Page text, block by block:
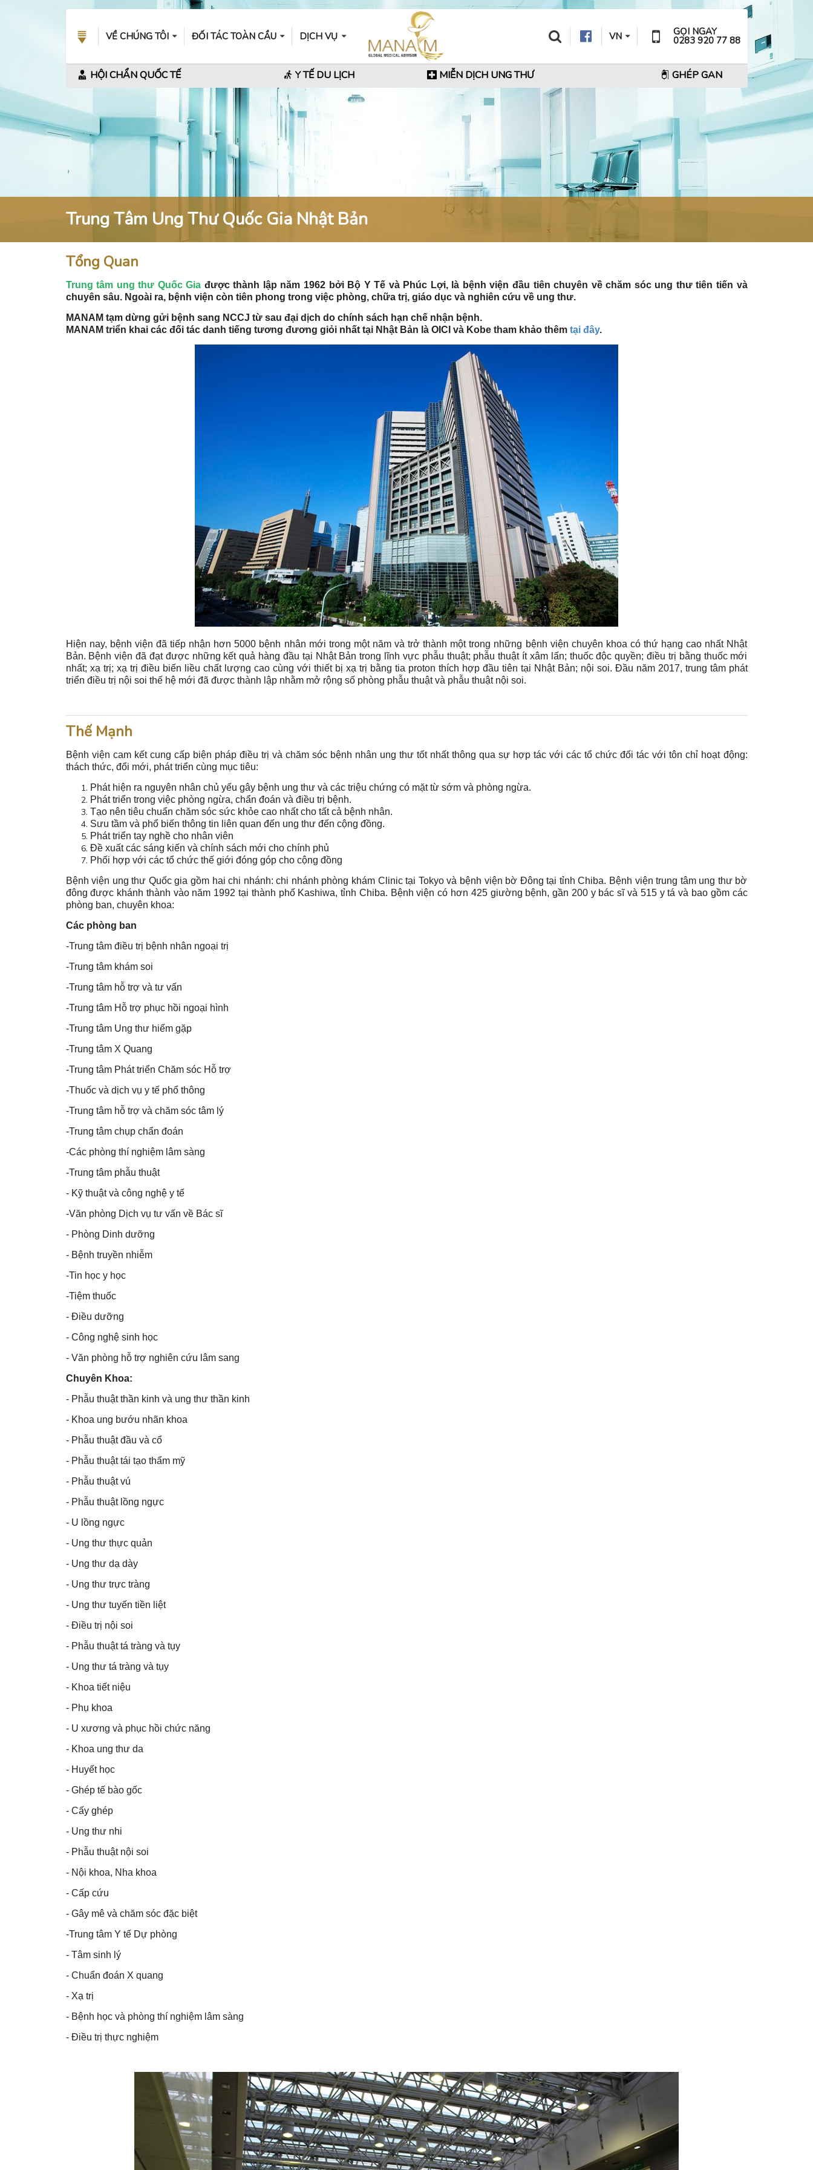
VỀ CHÚNG TÔI ĐỐI TÁC TOÀN CẦU DỊCH VỤ VN GỌI NGAY
0283 920 77 88
HỘI CHẨN QUỐC TẾ Y TẾ DU LỊCH MIỄN DỊCH UNG THƯ GHÉP GAN
Trung Tâm Ung Thư Quốc Gia Nhật Bản
Tổng Quan
Trung tâm ung thư Quốc Gia được thành lập năm 1962 bởi Bộ Y Tế và Phúc Lợi, là bệnh viện đầu tiên chuyên về chăm sóc ung thư tiên tiến và
chuyên sâu. Ngoài ra, bệnh viện còn tiên phong trong việc phòng, chữa trị, giáo dục và nghiên cứu về ung thư.
MANAM tạm dừng gửi bệnh sang NCCJ từ sau đại dịch do chính sách hạn chế nhận bệnh.
MANAM triển khai các đối tác danh tiếng tương đương giỏi nhất tại Nhật Bản là OICI và Kobe tham khảo thêm tại đây.
Hiện nay, bệnh viện đã tiếp nhận hơn 5000 bệnh nhân mới trong một năm và trở thành một trong những bệnh viện chuyên khoa có thứ hạng cao nhất Nhật
Bản. Bệnh viện đã đạt được những kết quả hàng đầu tại Nhật Bản trong lĩnh vực phẫu thuật; phẫu thuật ít xâm lấn; thuốc độc quyền; điều trị bằng thuốc mới
nhất; xạ trị; xạ trị điều biến liều chất lượng cao cùng với thiết bị xạ trị bằng tia proton thích hợp đầu tiên tại Nhật Bản; nội soi. Đầu năm 2017, trung tâm phát
triển điều trị nội soi thế hệ mới đã được thành lập nhằm mở rộng số phòng phẫu thuật và phẫu thuật nội soi.
Thế Mạnh
Bệnh viện cam kết cung cấp biện pháp điều trị và chăm sóc bệnh nhân ung thư tốt nhất thông qua sự hợp tác với các tổ chức đối tác với tôn chỉ hoạt động:
thách thức, đổi mới, phát triển cùng mục tiêu:
Phát hiện ra nguyên nhân chủ yếu gây bệnh ung thư và các triệu chứng có mặt từ sớm và phòng ngừa.
Phát triển trong việc phòng ngừa, chẩn đoán và điều trị bệnh.
Tạo nên tiêu chuẩn chăm sóc sức khỏe cao nhất cho tất cả bệnh nhân.
Sưu tầm và phổ biến thông tin liên quan đến ung thư đến cộng đồng.
Phát triển tay nghề cho nhân viên
Đề xuất các sáng kiến và chính sách mới cho chính phủ
Phối hợp với các tổ chức thế giới đóng góp cho cộng đồng
Bệnh viện ung thư Quốc gia gồm hai chi nhánh: chi nhánh phòng khám Clinic tại Tokyo và bệnh viện bờ Đông tại tỉnh Chiba. Bệnh viện trung tâm ung thư bờ
đông được khánh thành vào năm 1992 tại thành phố Kashiwa, tỉnh Chiba. Bệnh viện có hơn 425 giường bệnh, gần 200 y bác sĩ và 515 y tá và bao gồm các
phòng ban, chuyên khoa:
Các phòng ban
-Trung tâm điều trị bệnh nhân ngoại trị
-Trung tâm khám soi
-Trung tâm hỗ trợ và tư vấn
-Trung tâm Hỗ trợ phục hồi ngoại hình
-Trung tâm Ung thư hiếm gặp
-Trung tâm X Quang
-Trung tâm Phát triển Chăm sóc Hỗ trợ
-Thuốc và dịch vụ y tế phổ thông
-Trung tâm hỗ trợ và chăm sóc tâm lý
-Trung tâm chụp chẩn đoán
-Các phòng thí nghiệm lâm sàng
-Trung tâm phẫu thuật
- Kỹ thuật và công nghệ y tế
-Văn phòng Dịch vụ tư vấn về Bác sĩ
- Phòng Dinh dưỡng
- Bệnh truyền nhiễm
-Tin học y học
-Tiệm thuốc
- Điều dưỡng
- Công nghệ sinh học
- Văn phòng hỗ trợ nghiên cứu lâm sang
Chuyên Khoa:
- Phẫu thuật thần kinh và ung thư thần kinh
- Khoa ung bướu nhãn khoa
- Phẫu thuật đầu và cổ
- Phẫu thuật tái tạo thẩm mỹ
- Phẫu thuật vú
- Phẫu thuật lồng ngực
- U lồng ngực
- Ung thư thực quản
- Ung thư dạ dày
- Ung thư trực tràng
- Ung thư tuyến tiền liệt
- Điều trị nội soi
- Phẫu thuật tá tràng và tụy
- Ung thư tá tràng và tụy
- Khoa tiết niệu
- Phụ khoa
- U xương và phục hồi chức năng
- Khoa ung thư da
- Huyết học
- Ghép tế bào gốc
- Cấy ghép
- Ung thư nhi
- Phẫu thuật nội soi
- Nội khoa, Nha khoa
- Cấp cứu
- Gây mê và chăm sóc đặc biệt
-Trung tâm Y tế Dự phòng
- Tâm sinh lý
- Chuẩn đoán X quang
- Xạ trị
- Bệnh học và phòng thí nghiệm lâm sàng
- Điều trị thực nghiệm